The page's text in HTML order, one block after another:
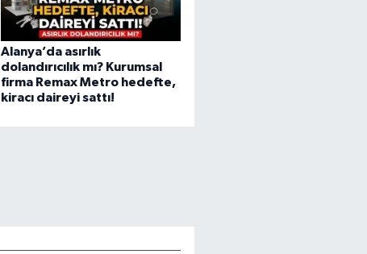
Alanya’da asırlık
dolandırıcılık mı? Kurumsal
firma Remax Metro hedefte,
kiracı daireyi sattı!